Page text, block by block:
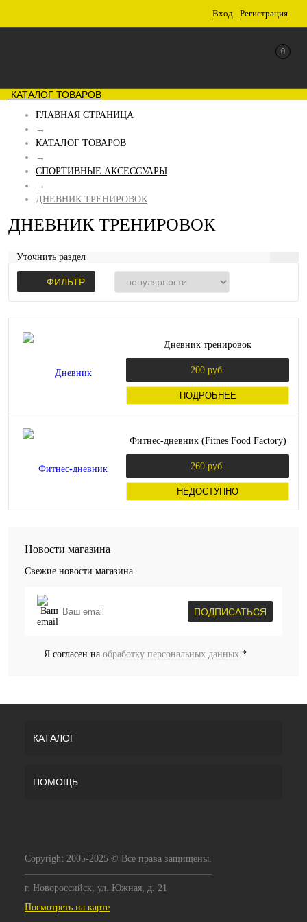
Вход Регистрация
0
КАТАЛОГ ТОВАРОВ
ГЛАВНАЯ СТРАНИЦА
→
КАТАЛОГ ТОВАРОВ
→
СПОРТИВНЫЕ АКСЕССУАРЫ
→
ДНЕВНИК ТРЕНИРОВОК
ДНЕВНИК ТРЕНИРОВОК
Уточнить раздел
ФИЛЬТР
Дневник тренировок
200 руб.
ПОДРОБНЕЕ
Фитнес-дневник (Fitnes Food Factory)
260 руб.
НЕДОСТУПНО
Новости магазина
Свежие новости магазина
ПОДПИСАТЬСЯ
Я согласен на обработку персональных данных. *
КАТАЛОГ
ПОМОЩЬ
Copyright 2005-2025 © Все права защищены.
г. Новороссийск, ул. Южная, д. 21
Посмотреть на карте